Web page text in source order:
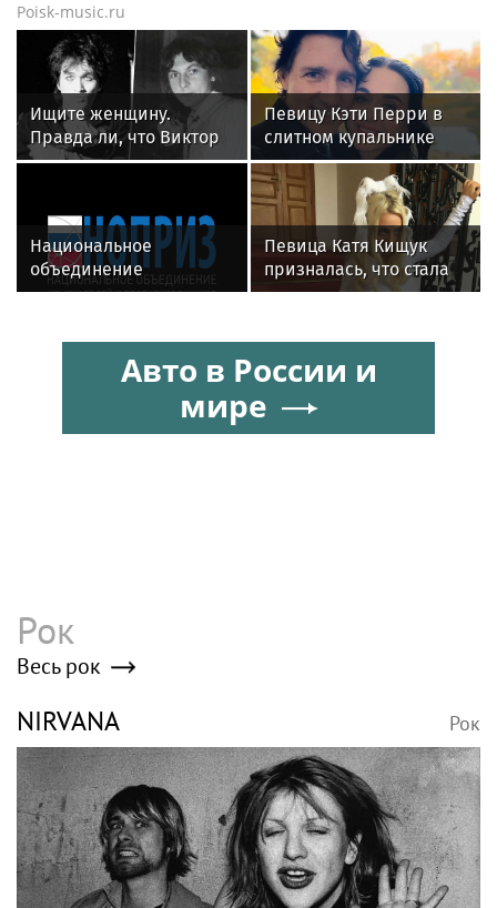
Poisk-music.ru
Ищите женщину.
Правда ли, что Виктор
Цой был влюблен в
Певицу Кэти Перри в
слитном купальнике
подловили на пляже с
Трюдо
Национальное
объединение
изыскателей и
объявляет о приеме
заявок на XI
Международный
профессиональный
конкурс НОПРИЗ на
Певица Катя Кищук
призналась, что стала
бояться людей и
Авто в России и
мире
Рок
Весь рок
NIRVANA Рок